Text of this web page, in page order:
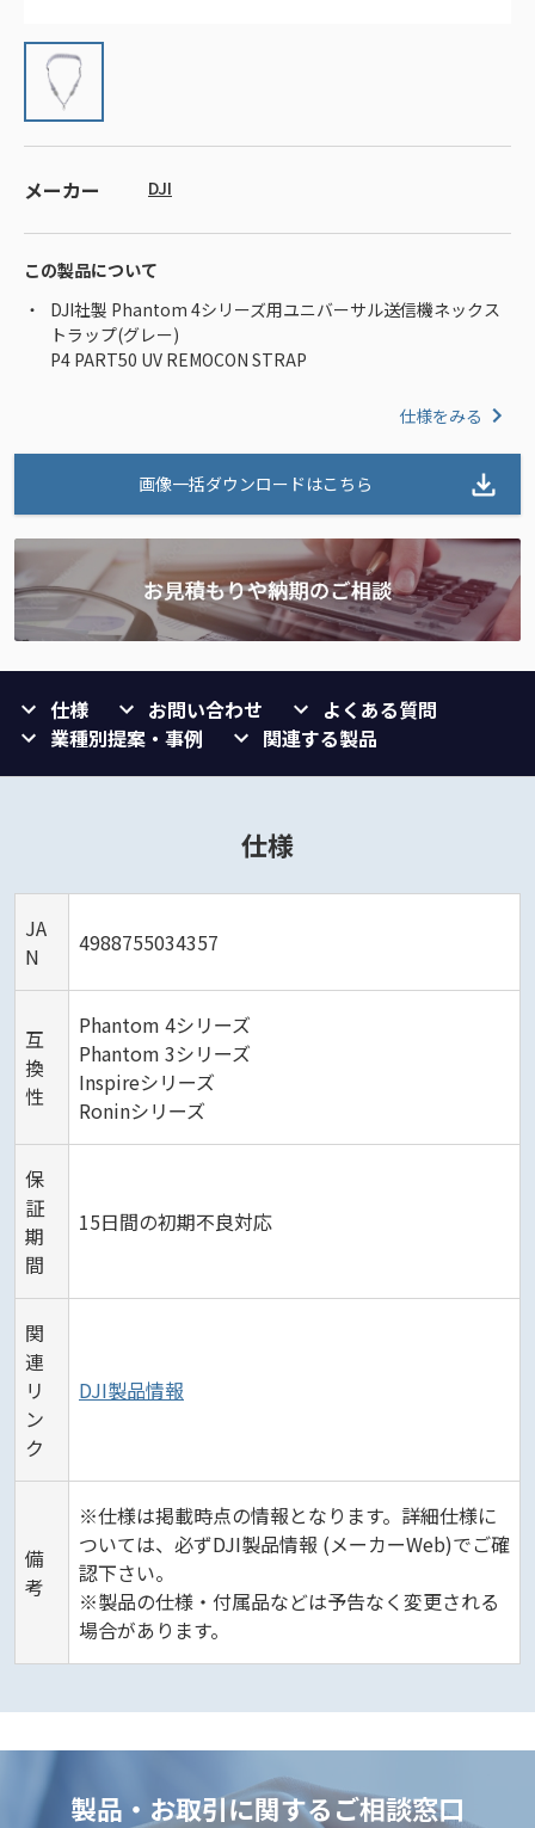
メーカー DJI
この製品について
DJI社製 Phantom 4シリーズ用ユニバーサル送信機ネックス
トラップ(グレー)
P4 PART50 UV REMOCON STRAP
仕様をみる
画像一括ダウンロードはこちら
仕様 お問い合わせ
よくある質問
業種別提案・事例
関連する製品
仕様
JA
N
4988755034357
互
換
性
Phantom 4シリーズ
Phantom 3シリーズ
Inspireシリーズ
Roninシリーズ
保
証
期
間
15日間の初期不良対応
関
連
リ
ン
ク
DJI製品情報
備
考
※仕様は掲載時点の情報となります。詳細仕様に
ついては、必ずDJI製品情報 (メーカーWeb)でご確
認下さい。
※製品の仕様・付属品などは予告なく変更される
場合があります。
製品・お取引に関するご相談窓口